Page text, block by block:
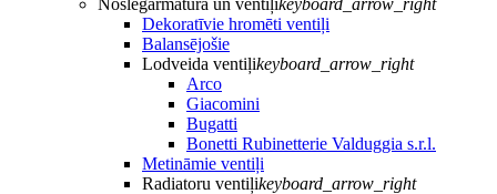
Noslēgarmatūra un ventiļikeyboard_arrow_right
Dekoratīvie hromēti ventiļi
Balansējošie
Lodveida ventiļikeyboard_arrow_right
Arco
Giacomini
Bugatti
Bonetti Rubinetterie Valduggia s.r.l.
Metināmie ventiļi
Radiatoru ventiļikeyboard_arrow_right